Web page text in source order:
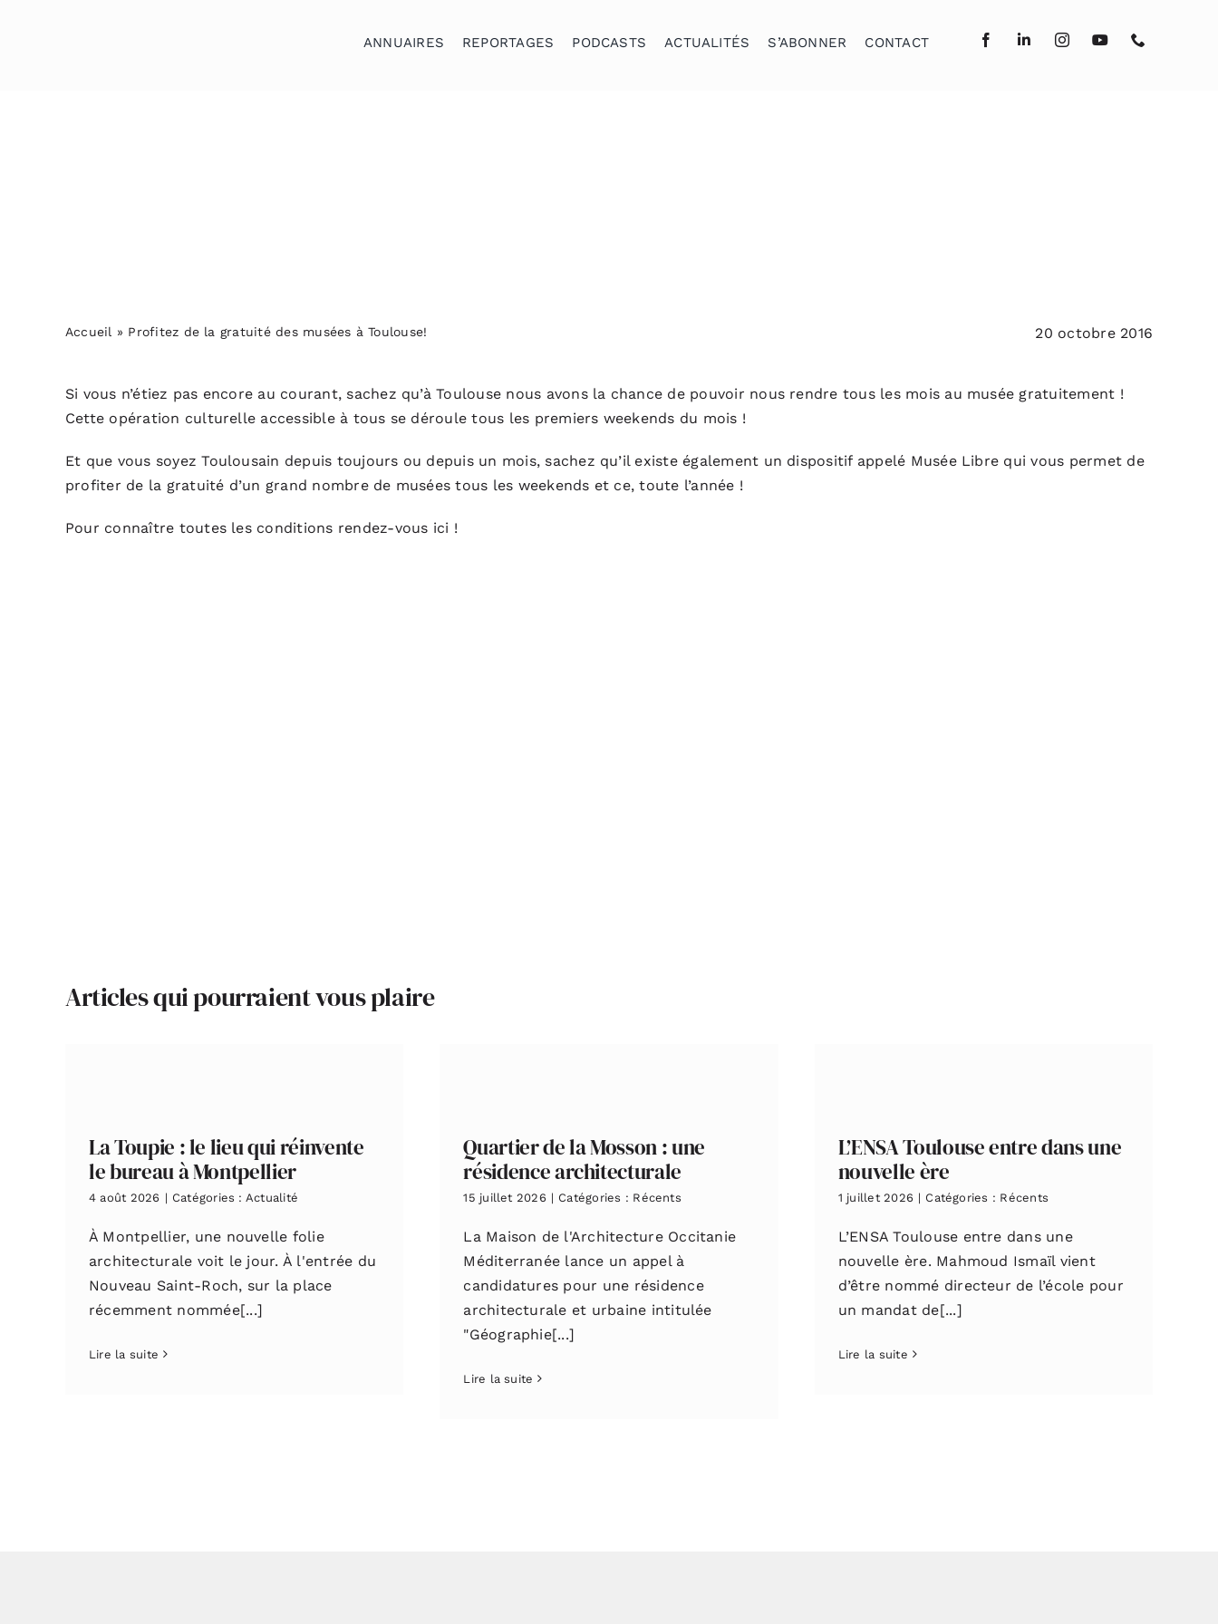
ANNUAIRES REPORTAGES PODCASTS ACTUALITÉS S’ABONNER CONTACT
Accueil » Profitez de la gratuité des musées à Toulouse! 20 octobre 2016
Si vous n’étiez pas encore au courant, sachez qu’à Toulouse nous avons la chance de pouvoir nous rendre tous les mois au musée gratuitement !
Cette opération culturelle accessible à tous se déroule tous les premiers weekends du mois !
Et que vous soyez Toulousain depuis toujours ou depuis un mois, sachez qu’il existe également un dispositif appelé Musée Libre qui vous permet de
profiter de la gratuité d’un grand nombre de musées tous les weekends et ce, toute l’année !
Pour connaître toutes les conditions rendez-vous ici !
Articles qui pourraient vous plaire
La Toupie : le lieu qui réinvente
le bureau à Montpellier
4 août 2026 | Catégories : Actualité
À Montpellier, une nouvelle folie
architecturale voit le jour. À l'entrée du
Nouveau Saint-Roch, sur la place
récemment nommée[...]
Lire la suite
Quartier de la Mosson : une
résidence architecturale
15 juillet 2026 | Catégories : Récents
La Maison de l'Architecture Occitanie
Méditerranée lance un appel à
candidatures pour une résidence
architecturale et urbaine intitulée
"Géographie[...]
Lire la suite
L’ENSA Toulouse entre dans une
nouvelle ère
1 juillet 2026 | Catégories : Récents
L’ENSA Toulouse entre dans une
nouvelle ère. Mahmoud Ismaïl vient
d’être nommé directeur de l’école pour
un mandat de[...]
Lire la suite
Contact